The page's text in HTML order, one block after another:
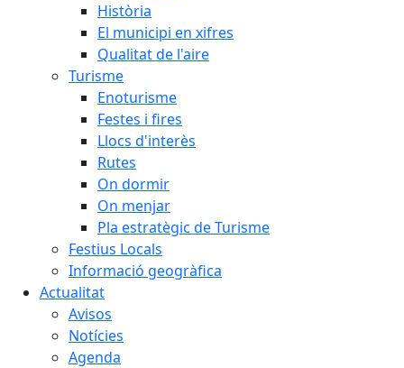
Història
El municipi en xifres
Qualitat de l'aire
Turisme
Enoturisme
Festes i fires
Llocs d'interès
Rutes
On dormir
On menjar
Pla estratègic de Turisme
Festius Locals
Informació geogràfica
Actualitat
Avisos
Notícies
Agenda